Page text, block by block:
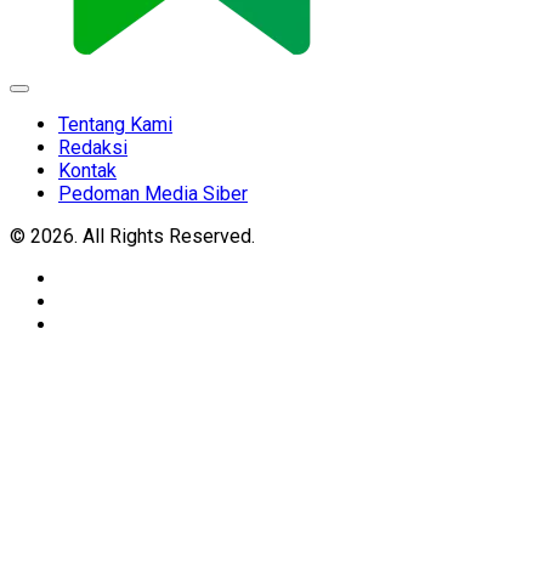
Expand
Tentang Kami
Redaksi
Kontak
Pedoman Media Siber
© 2026. All Rights Reserved.